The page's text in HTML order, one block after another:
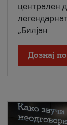
централен
„Билјан
Дознај